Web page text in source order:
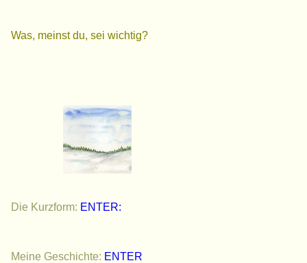
Was, meinst du, sei wichtig?
Die Kurzform: ENTER:
Meine Geschichte: ENTER